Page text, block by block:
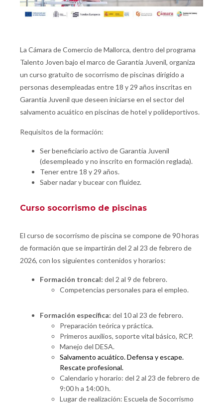
La Cámara de Comercio de Mallorca, dentro del programa
Talento Joven bajo el marco de Garantía Juvenil, organiza
un curso gratuito de socorrismo de piscinas dirigido a
personas desempleadas entre 18 y 29 años inscritas en
Garantía Juvenil que deseen iniciarse en el sector del
salvamento acuático en piscinas de hotel y polideportivos.
Requisitos de la formación:
Ser beneficiario activo de Garantía Juvenil
(desempleado y no inscrito en formación reglada).
Tener entre 18 y 29 años.
Saber nadar y bucear con fluidez.
Curso socorrismo de piscinas
El curso de socorrismo de piscina se compone de 90 horas
de formación que se impartirán del 2 al 23 de febrero de
2026, con los siguientes contenidos y horarios:
Formación troncal: del 2 al 9 de febrero.
Competencias personales para el empleo.
Formación específica: del 10 al 23 de febrero.
Preparación teórica y práctica.
Primeros auxilios, soporte vital básico, RCP.
Manejo del DESA.
Salvamento acuático. Defensa y escape.
Rescate profesional.
Calendario y horario: del 2 al 23 de febrero de
9:00 h a 14:00 h.
Lugar de realización: Escuela de Socorrismo